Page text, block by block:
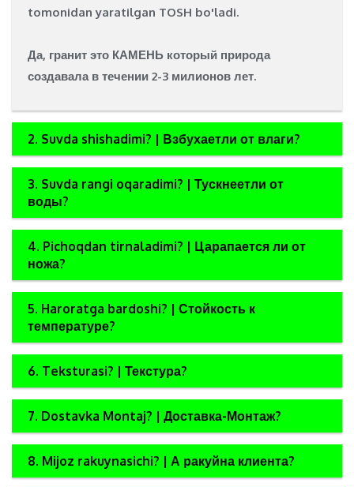
tomonidan yaratilgan TOSH bo'ladi.
Да, гранит это КАМЕНЬ который природа
создавала в течении 2-3 милионов лет.
2. Suvda shishadimi? | Взбухаетли от влаги?
3. Suvda rangi oqaradimi? | Тускнеетли от
воды?
4. Pichoqdan tirnaladimi? | Царапается ли от
ножа?
5. Haroratga bardoshi? | Стойкость к
температуре?
6. Teksturasi? | Текстура?
7. Dostavka Montaj? | Доставка-Монтаж?
8. Mijoz rakuynasichi? | А ракуйна клиента?